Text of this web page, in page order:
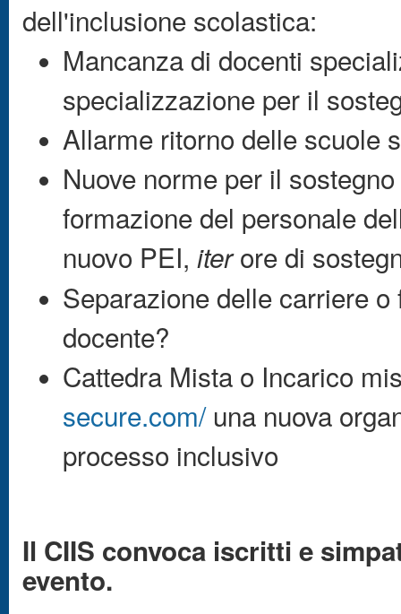
dell'inclusione scolastica:
Mancanza di docenti
specializzazione per il
Allarme ritorno delle scuole
Nuove norme per il
formazione del personale
nuovo PEI, iterore di
Separazione delle carriere
docente?
Cattedra Mista o Incarico
secure.com/una nuova
processo inclusivo
Il CIIS convoca iscritti e
evento.